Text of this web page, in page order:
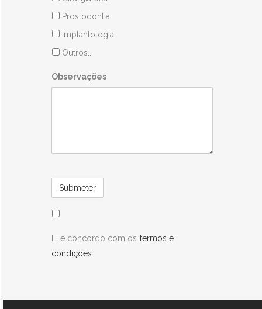
Prostodontia
Implantologia
Outros...
Observações
Li e concordo com os termos e
condições